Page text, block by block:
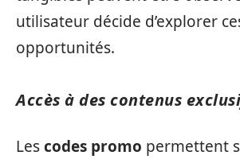
utilisateur décide d’explorer
opportunités.
Accès à des contenus
Lescodes promo permettent